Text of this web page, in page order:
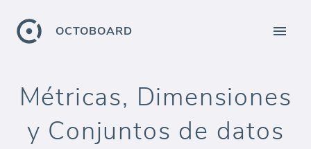
OCTOBOARD
Métricas, Dimensiones
y Conjuntos de datos